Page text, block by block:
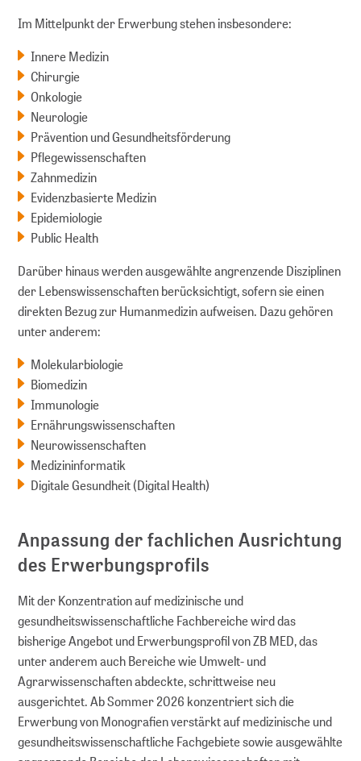
Im Mittelpunkt der Erwerbung stehen insbesondere:
Innere Medizin
Chirurgie
Onkologie
Neurologie
Prävention und Gesundheitsförderung
Pflegewissenschaften
Zahnmedizin
Evidenzbasierte Medizin
Epidemiologie
Public Health
Darüber hinaus werden ausgewählte angrenzende Disziplinen
der Lebenswissenschaften berücksichtigt, sofern sie einen
direkten Bezug zur Humanmedizin aufweisen. Dazu gehören
unter anderem:
Molekularbiologie
Biomedizin
Immunologie
Ernährungswissenschaften
Neurowissenschaften
Medizininformatik
Digitale Gesundheit (Digital Health)
Anpassung der fachlichen Ausrichtung
des Erwerbungsprofils
Mit der Konzentration auf medizinische und
gesundheitswissenschaftliche Fachbereiche wird das
bisherige Angebot und Erwerbungsprofil von ZB MED, das
unter anderem auch Bereiche wie Umwelt- und
Agrarwissenschaften abdeckte, schrittweise neu
ausgerichtet. Ab Sommer 2026 konzentriert sich die
Erwerbung von Monografien verstärkt auf medizinische und
gesundheitswissenschaftliche Fachgebiete sowie ausgewählte